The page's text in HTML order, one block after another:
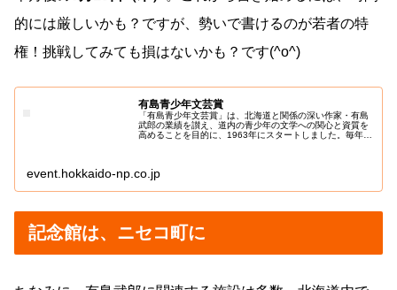
的には厳しいかも？ですが、勢いで書けるのが若者の特
権！挑戦してみても損はないかも？です(^o^)
有島青少年文芸賞
「有島青少年文芸賞」は、北海道と関係の深い作家・有島
武郎の業績を讃え、道内の青少年の文学への関心と資質を
高めることを目的に、1963年にスタートしました。毎年、
event.hokkaido-np.co.jp
記念館は、ニセコ町に